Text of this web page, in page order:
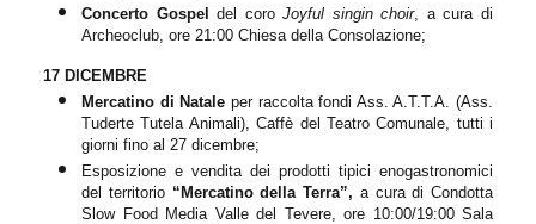
Concerto Gospel del coro Joyful singin choir, a cura di
Archeoclub, ore 21:00 Chiesa della Consolazione;
17 DICEMBRE
Mercatino di Natale per raccolta fondi Ass. A.T.T.A. (Ass.
Tuderte Tutela Animali), Caffè del Teatro Comunale, tutti i
giorni fino al 27 dicembre;
Esposizione e vendita dei prodotti tipici enogastronomici
del territorio “Mercatino della Terra”, a cura di Condotta
Slow Food Media Valle del Tevere, ore 10:00/19:00 Sala